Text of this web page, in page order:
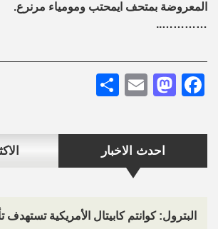
احدث الاخبار
البترول: كوانتم كابيتال الأمريكية
المعروضة بمتحف ايمحتب ومومياء مرنرع.
…………..
Facebook
Mastodon
Email